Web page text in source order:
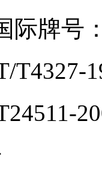
际牌号
T4327-